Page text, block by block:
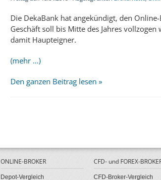
Die DekaBank hat angekündigt, den
Geschäft soll bis Mitte des Jahres
damit Haupteigner.
(mehr …)
Den ganzen Beitrag lesen »
ONLINE-BROKER
Depot-Vergleich
CFD- und FOREX-
CFD-Broker-Vergleich